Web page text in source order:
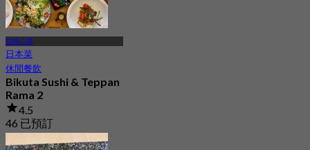
拉瑪二路
日本菜
休閒餐飲
Bikuta Sushi & Teppan
Rama 2
4.5
46 已預訂